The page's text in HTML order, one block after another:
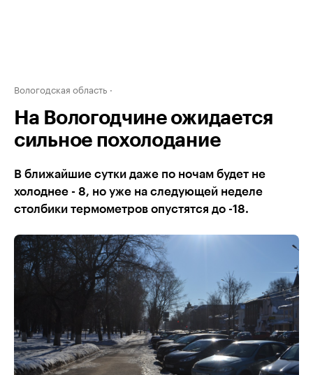
Вологодская область
На Вологодчине ожидается
сильное похолодание
В ближайшие сутки даже по ночам будет не
холоднее - 8, но уже на следующей неделе
столбики термометров опустятся до -18.